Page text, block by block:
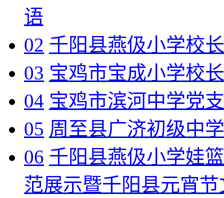
语
02 千阳县燕伋小学校
03 宝鸡市宝成小学校
04 宝鸡市滨河中学党
05 周至县广济初级中
06 千阳县燕伋小学娃
范展示暨千阳县元宵